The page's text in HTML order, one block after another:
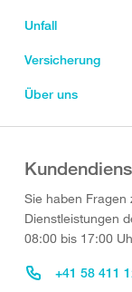
Unfall
Versicherung
Über uns
Sie haben Fragen
Dienstleistungen
08:00 bis 17:00
+41 58 411